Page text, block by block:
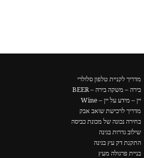
מדריך לקניית טלפון סלולרי
בירה – משקה בירה – BEER
יין – מידע על יין – Wine
מדריך לרכישת שואב אבק
בחירה נכונה של מכונת כביסה
שילוב גדרות בגינה
התקנת דק עץ בגינה
בניית פרגולה מעץ